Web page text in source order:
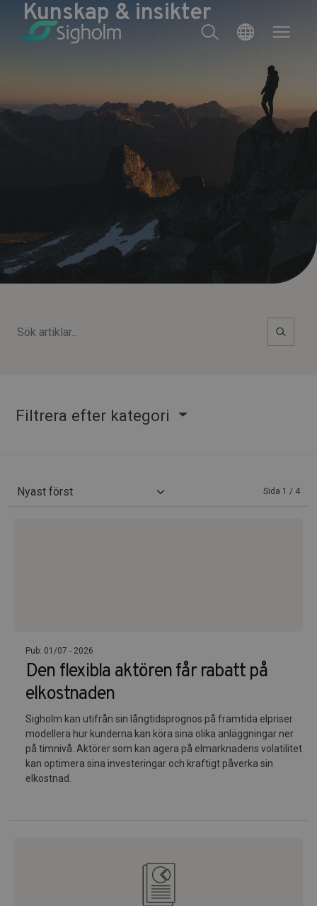
Kunskap & insikter
Filtrera efter kategori
Sida 1 / 4
Pub: 01/07 - 2026
Den flexibla aktören får rabatt på
elkostnaden
Sigholm kan utifrån sin långtidsprognos på framtida elpriser
modellera hur kunderna kan köra sina olika anläggningar ner
på timnivå. Aktörer som kan agera på elmarknadens volatilitet
kan optimera sina investeringar och kraftigt påverka sin
elkostnad.